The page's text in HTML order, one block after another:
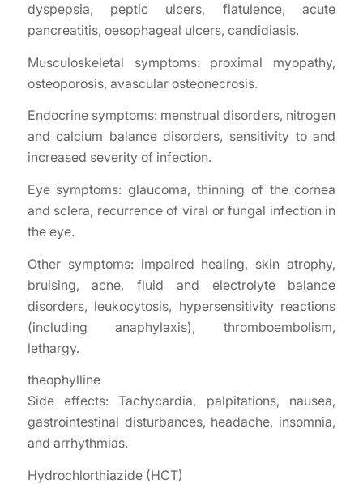
dyspepsia, peptic ulcers, flatulence, acute
pancreatitis, oesophageal ulcers, candidiasis.
Musculoskeletal symptoms: proximal myopathy,
osteoporosis, avascular osteonecrosis.
Endocrine symptoms: menstrual disorders, nitrogen
and calcium balance disorders, sensitivity to and
increased severity of infection.
Eye symptoms: glaucoma, thinning of the cornea
and sclera, recurrence of viral or fungal infection in
the eye.
Other symptoms: impaired healing, skin atrophy,
bruising, acne, fluid and electrolyte balance
disorders, leukocytosis, hypersensitivity reactions
(including anaphylaxis), thromboembolism,
lethargy.
theophylline
Side effects: Tachycardia, palpitations, nausea,
gastrointestinal disturbances, headache, insomnia,
and arrhythmias.
Hydrochlorthiazide (HCT)